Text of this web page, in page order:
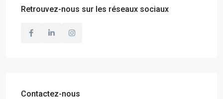
Retrouvez-nous sur les réseaux sociaux
Contactez-nous